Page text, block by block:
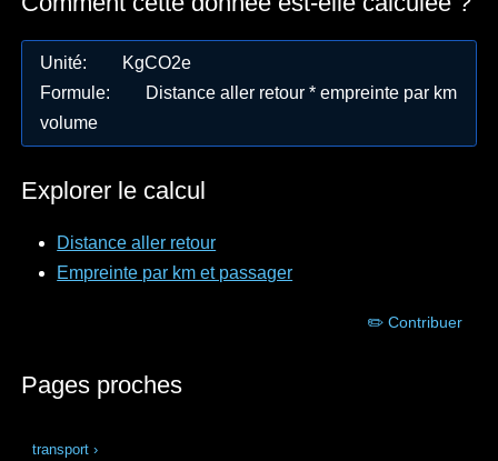
Unité:
KgCO2e
Formule:
Distance aller retour * empreinte par km
volume
Explorer le calcul
Distance aller retour
Empreinte par km et passager
✏️ Contribuer
Pages proches
transport ›